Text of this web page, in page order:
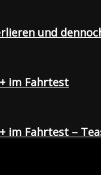
und
im Fahrtest
im Fahrtest –